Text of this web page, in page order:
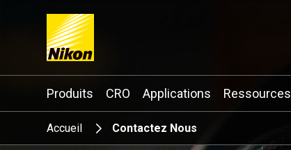
Search keyword(s)
Produits CRO Applications Ressources
Accueil Contactez Nous